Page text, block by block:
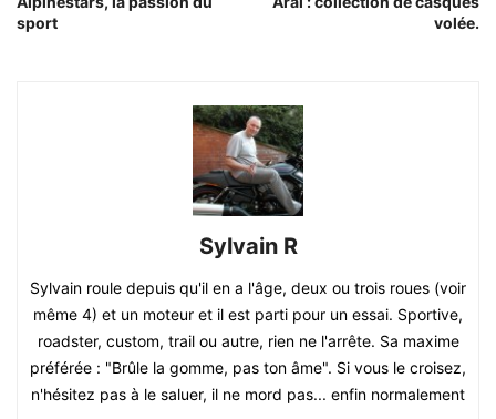
sport
volée.
Sylvain R
Sylvain roule depuis qu'il en a l'âge, deux ou trois roues (voir
même 4) et un moteur et il est parti pour un essai. Sportive,
roadster, custom, trail ou autre, rien ne l'arrête. Sa maxime
préférée : "Brûle la gomme, pas ton âme". Si vous le croisez,
n'hésitez pas à le saluer, il ne mord pas... enfin normalement